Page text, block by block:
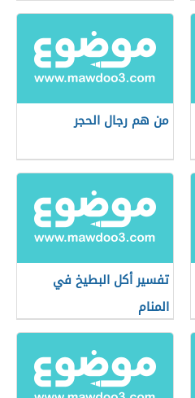
من هم رجال الحجر
تفسير أكل البطيخ في
المنام